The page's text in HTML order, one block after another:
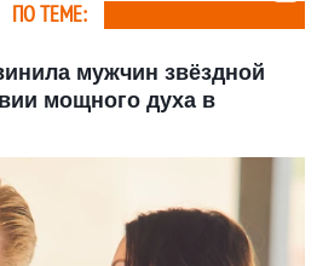
ПО ТЕМЕ:
мужчин звёздной
мощного духа в